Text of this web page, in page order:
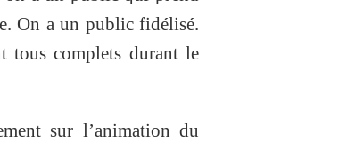
On a un public fidélisé.
tous complets durant le
sur l’animation du